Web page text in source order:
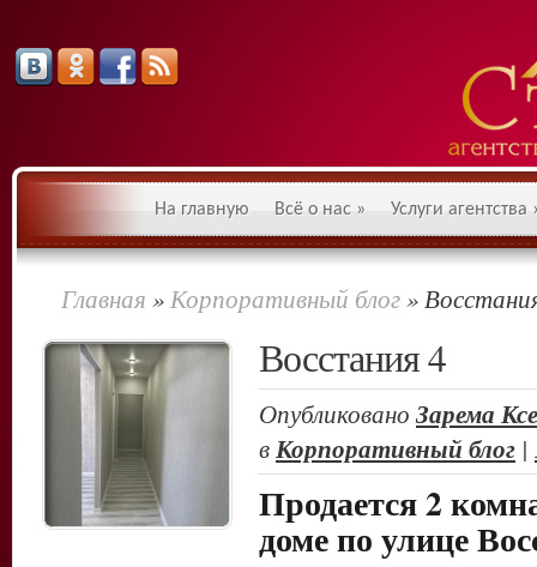
На главную Всё о нас » Услуги агентства
Главная »Корпоративный блог»
Восстания 4
Опубликовано Зарема
вКорпоративный блог |
Продается 2
доме по улице